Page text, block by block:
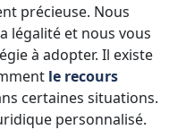
précieuse. Nous
légalité et nous vous
à adopter. Il existe
le recours
certaines situations.
personnalisé.